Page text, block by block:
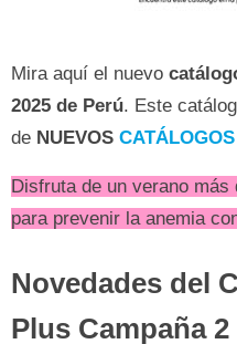
Mira aquí el nuevo
2025 de Perú. Este
de NUEVOS
Disfruta de un verano
para prevenir la anemia
Novedades del
Plus Campaña 2